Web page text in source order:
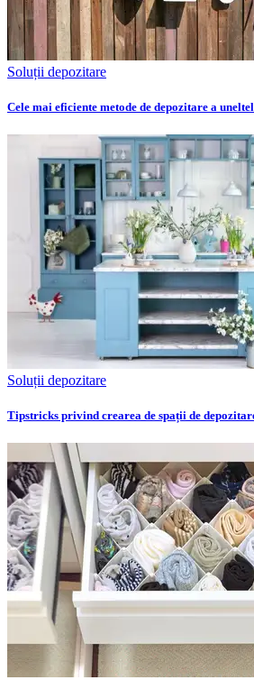
Soluții depozitare
Cele mai eficiente metode de depozitare a
Soluții depozitare
Tipstricks privind crearea de spații de